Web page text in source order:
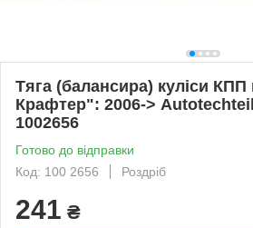
Тяга (балансира) куліси
Крафтер": 2006->
1002656
Готово до відправки
Код: 100 2656
Роздріб
241 ₴